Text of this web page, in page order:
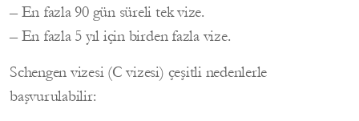
– En fazla 90 gün süreli tek vize.
– En fazla 5 yıl için birden fazla vize.
Schengen vizesi (C vizesi) çeşitli nedenlerle
başvurulabilir: